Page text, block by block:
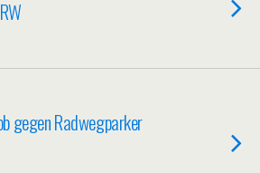
gegen Radwegparker